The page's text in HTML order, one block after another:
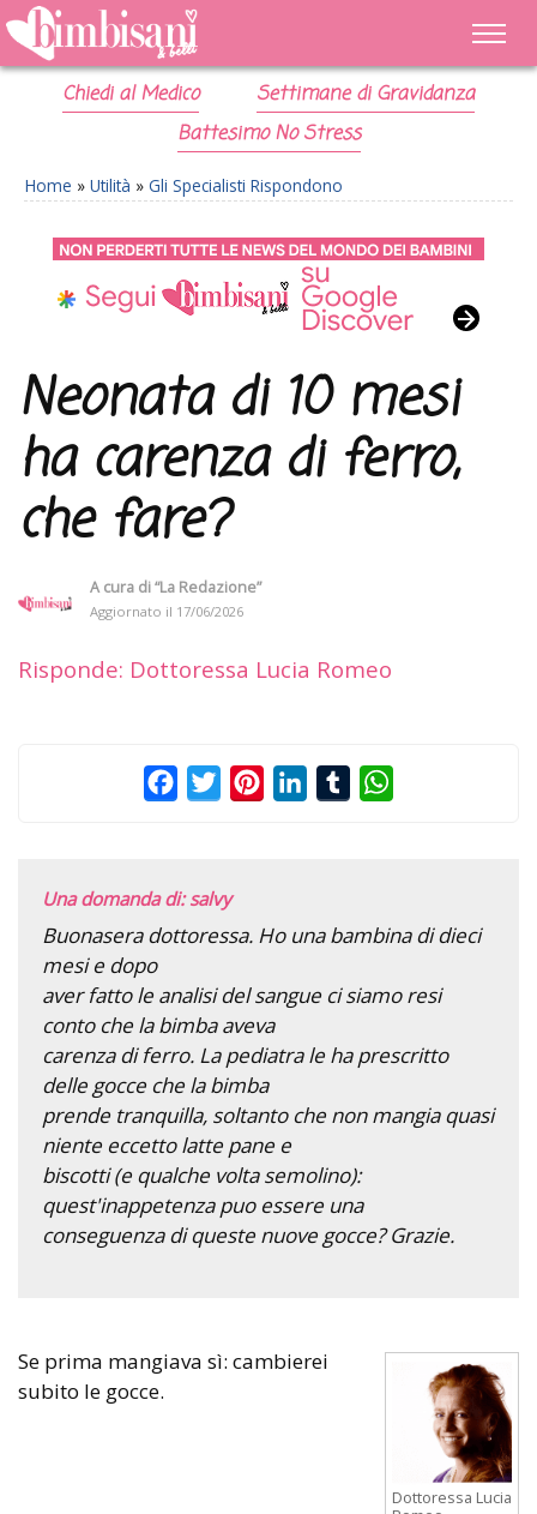
Chiedi al Medico
Settimane di Gravidanza
Battesimo No Stress
Home » Utilità » Gli Specialisti Rispondono
Neonata di 10 mesi
ha carenza di ferro,
che fare?
A cura di“La Redazione”
Aggiornato il 17/06/2026
Risponde: Dottoressa Lucia Romeo
FacebookTwitterPinterestLinkedInTumblr
Una domanda di: salvy
Buonasera dottoressa. Ho una bambina di dieci
mesi e dopo
aver fatto le analisi del sangue ci siamo resi
conto che la bimba aveva
carenza di ferro. La pediatra le ha prescritto
delle gocce che la bimba
prende tranquilla, soltanto che non mangia quasi
niente eccetto latte pane e
biscotti (e qualche volta semolino):
quest'inappetenza puo essere una
conseguenza di queste nuove gocce? Grazie.
Dottoressa Lucia
Se prima mangiava sì: cambierei
subito le gocce.